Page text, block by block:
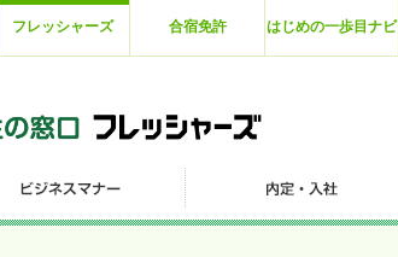
フレッシャーズ 合宿免許 はじめの一歩目ナビ